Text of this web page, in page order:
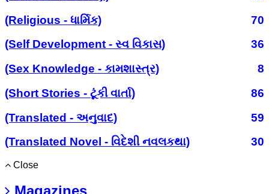
(Religious - ધાર્મિક)
70
(Self Development - સ્વ વિકાસ)
36
(Sex Knowledge - કામશાસ્ત્ર)
8
(Short Stories - ટૂંકી વાર્તા)
86
(Translated - અનુવાદ)
59
(Translated Novel - વિદેશી નવલકથા)
30
Close
Magazines